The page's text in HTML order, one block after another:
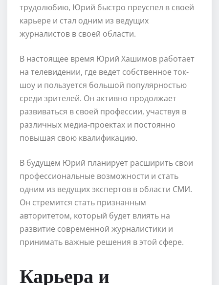
трудолюбию, Юрий быстро преуспел в своей
карьере и стал одним из ведущих
журналистов в своей области.
В настоящее время Юрий Хашимов работает
на телевидении, где ведет собственное ток-
шоу и пользуется большой популярностью
среди зрителей. Он активно продолжает
развиваться в своей профессии, участвуя в
различных медиа-проектах и постоянно
повышая свою квалификацию.
В будущем Юрий планирует расширить свои
профессиональные возможности и стать
одним из ведущих экспертов в области СМИ.
Он стремится стать признанным
авторитетом, который будет влиять на
развитие современной журналистики и
принимать важные решения в этой сфере.
Карьера и